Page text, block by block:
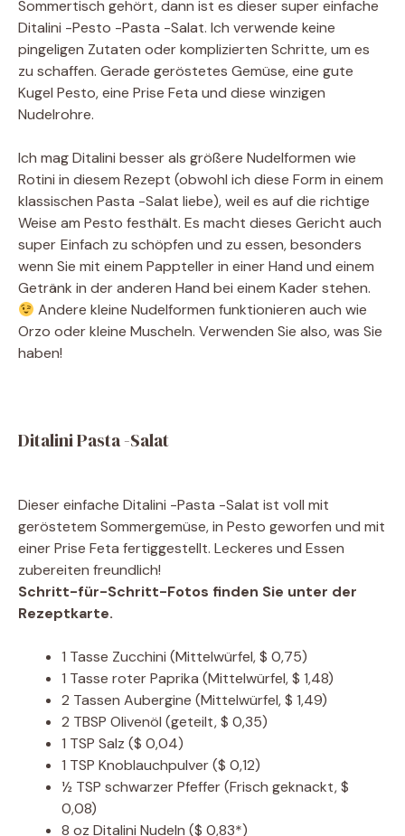
Sommertisch gehört, dann ist es dieser super einfache
Ditalini -Pesto -Pasta -Salat. Ich verwende keine
pingeligen Zutaten oder komplizierten Schritte, um es
zu schaffen. Gerade geröstetes Gemüse, eine gute
Kugel Pesto, eine Prise Feta und diese winzigen
Nudelrohre.
Ich mag Ditalini besser als größere Nudelformen wie
Rotini in diesem Rezept (obwohl ich diese Form in einem
klassischen Pasta -Salat liebe), weil es auf die richtige
Weise am Pesto festhält. Es macht dieses Gericht auch
super Einfach zu schöpfen und zu essen, besonders
wenn Sie mit einem Pappteller in einer Hand und einem
Getränk in der anderen Hand bei einem Kader stehen.
Andere kleine Nudelformen funktionieren auch wie
Orzo oder kleine Muscheln. Verwenden Sie also, was Sie
haben!
Ditalini Pasta -Salat
Dieser einfache Ditalini -Pasta -Salat ist voll mit
geröstetem Sommergemüse, in Pesto geworfen und mit
einer Prise Feta fertiggestellt. Leckeres und Essen
zubereiten freundlich!
Schritt-für-Schritt-Fotos finden Sie unter der
Rezeptkarte.
1 Tasse Zucchini (Mittelwürfel, $ 0,75)
1 Tasse roter Paprika (Mittelwürfel, $ 1,48)
2 Tassen Aubergine (Mittelwürfel, $ 1,49)
2 TBSP Olivenöl (geteilt, $ 0,35)
1 TSP Salz ($ 0,04)
1 TSP Knoblauchpulver($ 0,12)
½ TSP schwarzer Pfeffer(Frisch geknackt, $
0,08)
8 oz Ditalini Nudeln ($ 0,83*)